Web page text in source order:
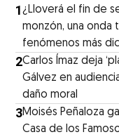
1¿Lloverá el fin de
monzón, una onda
fenómenos más
2Carlos Ímaz deja
Gálvez en
daño moral
3Moisés Peñaloza
Casa de los